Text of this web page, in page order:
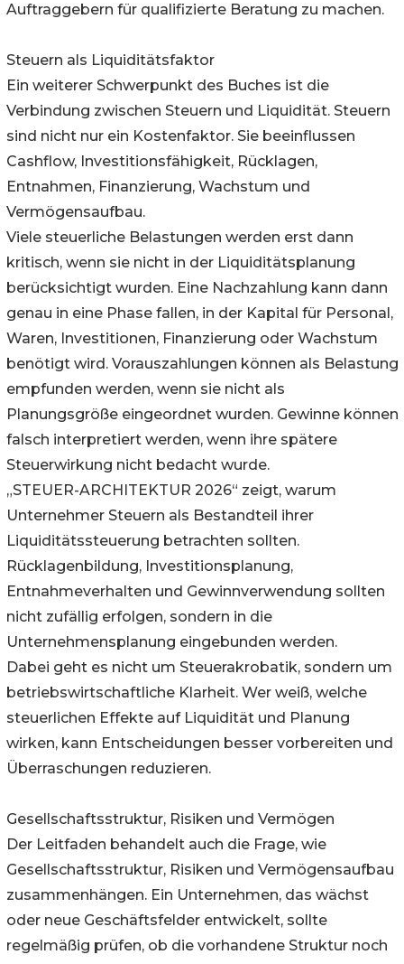
Auftraggebern für qualifizierte Beratung zu machen.
Steuern als Liquiditätsfaktor
Ein weiterer Schwerpunkt des Buches ist die
Verbindung zwischen Steuern und Liquidität. Steuern
sind nicht nur ein Kostenfaktor. Sie beeinflussen
Cashflow, Investitionsfähigkeit, Rücklagen,
Entnahmen, Finanzierung, Wachstum und
Vermögensaufbau.
Viele steuerliche Belastungen werden erst dann
kritisch, wenn sie nicht in der Liquiditätsplanung
berücksichtigt wurden. Eine Nachzahlung kann dann
genau in eine Phase fallen, in der Kapital für Personal,
Waren, Investitionen, Finanzierung oder Wachstum
benötigt wird. Vorauszahlungen können als Belastung
empfunden werden, wenn sie nicht als
Planungsgröße eingeordnet wurden. Gewinne können
falsch interpretiert werden, wenn ihre spätere
Steuerwirkung nicht bedacht wurde.
„STEUER-ARCHITEKTUR 2026“ zeigt, warum
Unternehmer Steuern als Bestandteil ihrer
Liquiditätssteuerung betrachten sollten.
Rücklagenbildung, Investitionsplanung,
Entnahmeverhalten und Gewinnverwendung sollten
nicht zufällig erfolgen, sondern in die
Unternehmensplanung eingebunden werden.
Dabei geht es nicht um Steuerakrobatik, sondern um
betriebswirtschaftliche Klarheit. Wer weiß, welche
steuerlichen Effekte auf Liquidität und Planung
wirken, kann Entscheidungen besser vorbereiten und
Überraschungen reduzieren.
Gesellschaftsstruktur, Risiken und Vermögen
Der Leitfaden behandelt auch die Frage, wie
Gesellschaftsstruktur, Risiken und Vermögensaufbau
zusammenhängen. Ein Unternehmen, das wächst
oder neue Geschäftsfelder entwickelt, sollte
regelmäßig prüfen, ob die vorhandene Struktur noch